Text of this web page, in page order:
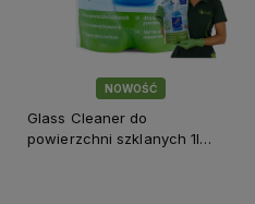
NOWOŚĆ
Glass Cleaner do
powierzchni szklanych 1l